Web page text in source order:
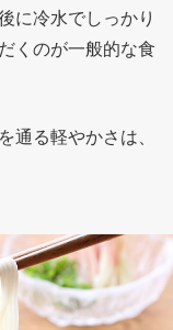
に冷水でしっかり
くのが一般的な食
通る軽やかさは、